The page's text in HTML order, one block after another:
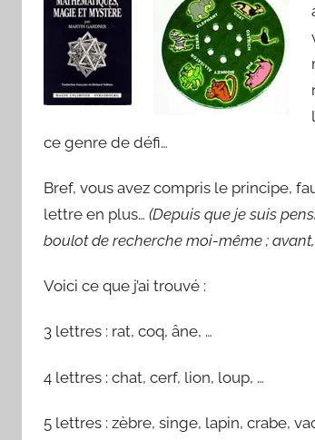
ce genre de défi…
Bref, vous avez compris le principe,
lettre en plus… (Depuis que je suis
boulot de recherche moi-même ; avant,
Voici ce que j’ai trouvé :
3 lettres : rat, coq, âne, …
4 lettres : chat, cerf, lion, loup, …
5 lettres : zèbre, singe, lapin, crabe,